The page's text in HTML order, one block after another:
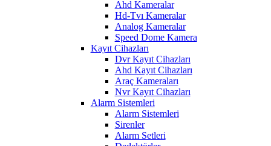
Ahd Kameralar
Hd-Tvı Kameralar
Analog Kameralar
Speed Dome Kamera
Kayıt Cihazları
Dvr Kayıt Cihazları
Ahd Kayıt Cihazları
Araç Kameraları
Nvr Kayıt Cihazları
Alarm Sistemleri
Alarm Sistemleri
Sirenler
Alarm Setleri